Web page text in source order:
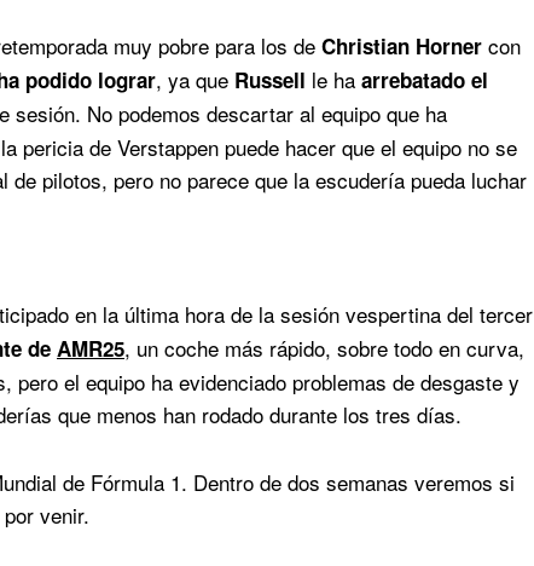
muy pobre para los de Christian Horner con
podido lograr, ya que Russell le ha arrebatado el
sesión. No podemos descartar al equipo que ha
pericia de Verstappen puede hacer que el equipo no se
de pilotos, pero no parece que la escudería pueda luchar
en la última hora de la sesión vespertina del tercer
de AMR25, un coche más rápido, sobre todo en curva,
el equipo ha evidenciado problemas de desgaste y
que menos han rodado durante los tres días.
de Fórmula 1. Dentro de dos semanas veremos si
venir.